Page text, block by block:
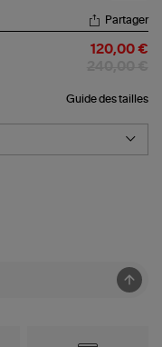
Partager
120,00 €
Guide des tailles